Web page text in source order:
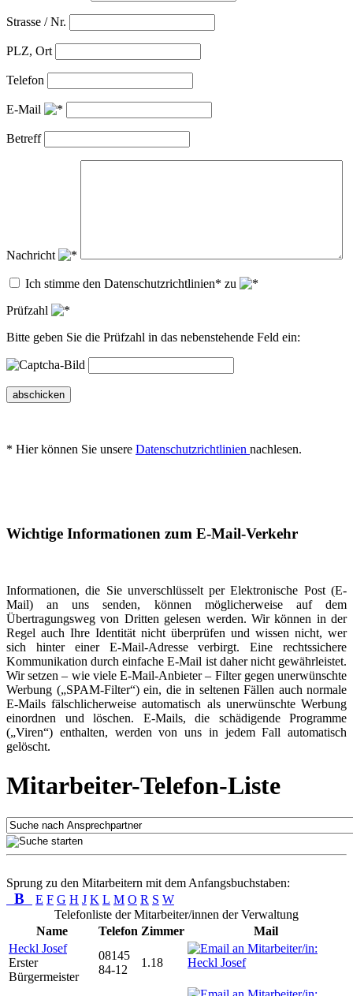
Strasse / Nr.
PLZ, Ort
Telefon
E-Mail
Betreff
Nachricht
Ich stimme den Datenschutzrichtlinien* zu
Prüfzahl
Bitte geben Sie die Prüfzahl in das nebenstehende Feld ein:
abschicken
* Hier können Sie unsere Datenschutzrichtlinien nachlesen.
Wichtige Informationen zum E-Mail-Verkehr
Informationen, die Sie unverschlüsselt per Elektronische Post (E-
Mail) an uns senden, können möglicherweise auf dem
Übertragungsweg von Dritten gelesen werden. Wir können in der
Regel auch Ihre Identität nicht überprüfen und wissen nicht, wer
sich hinter einer E-Mail-Adresse verbirgt. Eine rechtssichere
Kommunikation durch einfache E-Mail ist daher nicht gewährleistet.
Wir setzen – wie viele E-Mail-Anbieter – Filter gegen unerwünschte
Werbung („SPAM-Filter“) ein, die in seltenen Fällen auch normale
E-Mails fälschlicherweise automatisch als unerwünschte Werbung
einordnen und löschen. E-Mails, die schädigende Programme
(„Viren“) enthalten, werden von uns in jedem Fall automatisch
gelöscht.
Mitarbeiter-Telefon-Liste
Sprung zu den Mitarbeitern mit dem Anfangsbuchstaben:
B E F G H J K L M O R S W
Telefonliste der Mitarbeiter/innen der Verwaltung
Name
Telefon Zimmer
Mail
Heckl Josef
Erster
Bürgermeister
08145
84-12
1.18